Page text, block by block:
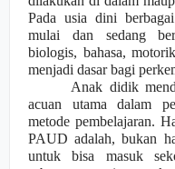
Pada usia dini
mulai dan sedang
biologis, bahasa,
menjadi dasar bagi
Anak didik
acuan utama dalam
metode pembelajaran.
PAUD adalah, bukan
untuk bisa masuk